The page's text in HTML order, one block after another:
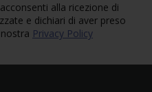
alla ricezione di
e dichiari di aver preso
Privacy Policy